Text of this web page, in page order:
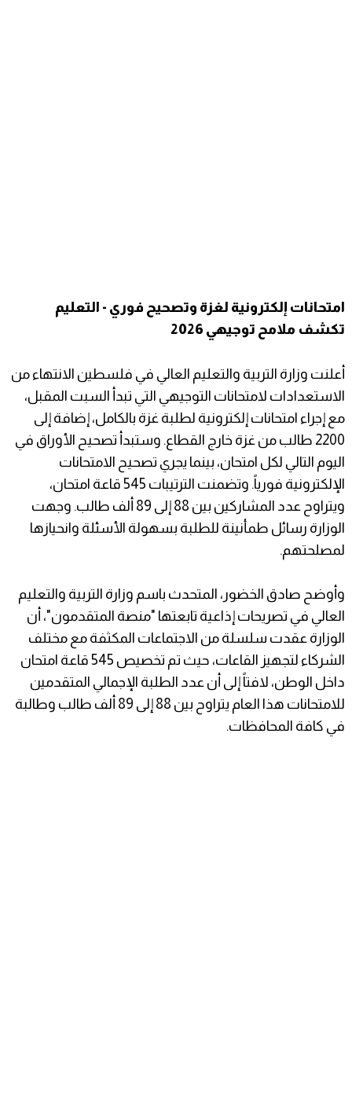
امتحانات إلكترونية لغزة وتصحيح فوري - التعليم
تكشف ملامح توجيهي 2026
أعلنت وزارة التربية والتعليم العالي في فلسطين الانتهاء من
الاستعدادات لامتحانات التوجيهي التي تبدأ السبت المقبل،
مع إجراء امتحانات إلكترونية لطلبة غزة بالكامل، إضافة إلى
2200 طالب من غزة خارج القطاع. وستبدأ تصحيح الأوراق في
اليوم التالي لكل امتحان، بينما يجري تصحيح الامتحانات
الإلكترونية فورياً. وتضمنت الترتيبات 545 قاعة امتحان،
ويتراوح عدد المشاركين بين 88 إلى 89 ألف طالب. وجهت
الوزارة رسائل طمأنينة للطلبة بسهولة الأسئلة وانحيازها
لمصلحتهم.
وأوضح صادق الخضور، المتحدث باسم وزارة التربية والتعليم
العالي في تصريحات إذاعية تابعتها "منصة المتقدمون"، أن
الوزارة عقدت سلسلة من الاجتماعات المكثفة مع مختلف
الشركاء لتجهيز القاعات، حيث تم تخصيص 545 قاعة امتحان
داخل الوطن، لافتاً إلى أن عدد الطلبة الإجمالي المتقدمين
للامتحانات هذا العام يتراوح بين 88 إلى 89 ألف طالب وطالبة
في كافة المحافظات.